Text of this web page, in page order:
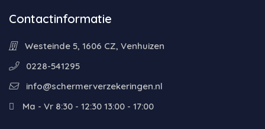
Contactinformatie
Westeinde 5, 1606 CZ, Venhuizen
0228-541295
info@schermerverzekeringen.nl
Ma - Vr 8:30 - 12:30 13:00 - 17:00